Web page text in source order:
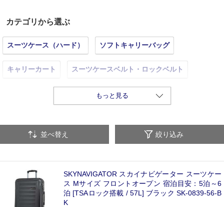
カテゴリから選ぶ
スーツケース（ハード） ソフトキャリーバッグ
キャリーカート スーツケースベルト・ロックベルト
変換プラグ 旅行用コスメ
もっと見る
並べ替え 絞り込み
SKYNAVIGATOR スカイナビゲーター スーツケー
ス Mサイズ フロントオープン 宿泊目安：5泊～6
泊 [TSAロック搭載 / 57L] ブラック SK-0839-56-B
K